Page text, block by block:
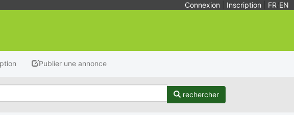
Connexion Inscription FR EN
Publier une annonce
rechercher